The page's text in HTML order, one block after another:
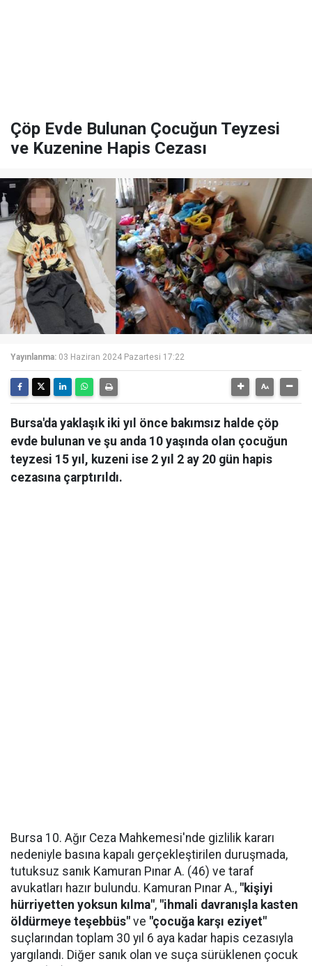
Çöp Evde Bulunan Çocuğun Teyzesi
ve Kuzenine Hapis Cezası
Yayınlanma: 03 Haziran 2024 Pazartesi 17:22
Bursa'da yaklaşık iki yıl önce bakımsız halde çöp
evde bulunan ve şu anda 10 yaşında olan çocuğun
teyzesi 15 yıl, kuzeni ise 2 yıl 2 ay 20 gün hapis
cezasına çarptırıldı.
Bursa 10. Ağır Ceza Mahkemesi'nde gizlilik kararı
nedeniyle basına kapalı gerçekleştirilen duruşmada,
tutuksuz sanık Kamuran Pınar A. (46) ve taraf
avukatları hazır bulundu. Kamuran Pınar A., "kişiyi
hürriyetten yoksun kılma", "ihmali davranışla kasten
öldürmeye teşebbüs" ve "çocuğa karşı eziyet"
suçlarından toplam 30 yıl 6 aya kadar hapis cezasıyla
yargılandı. Diğer sanık olan ve suça sürüklenen çocuk